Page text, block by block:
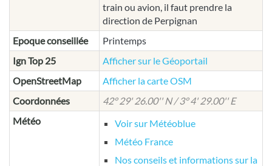
train ou avion, il faut prendre la
direction de Perpignan
Epoque conseillée
Printemps
Ign Top 25
Afficher sur le Géoportail
OpenStreetMap
Afficher la carte OSM
Coordonnées
42° 29' 26.00'' N / 3° 4' 29.00'' E
Météo
Voir sur Météoblue
Météo France
Nos conseils et informations sur la